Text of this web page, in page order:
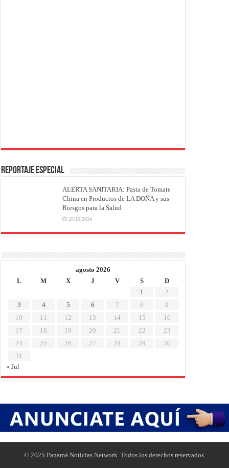
REPORTAJE ESPECIAL
ALERTA SANITARIA: Pasta de Tomate
China en Productos de LA DOÑA y sus
Riesgos para la Salud
28/10/2024
agosto 2026
L
M X J V S
D
1
2
3
4 5 6 7 8
9
10
11 12 13 14 15
16
17
18 19 20 21 22
23
24
25 26 27 28 29
30
31
« Jul
© 2025 Panamá Noticias Network. Todos los derechos reservados.